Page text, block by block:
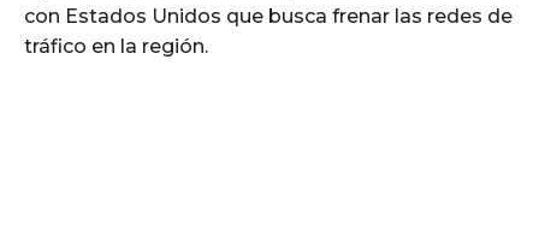
con Estados Unidos que busca frenar las redes de
tráfico en la región.